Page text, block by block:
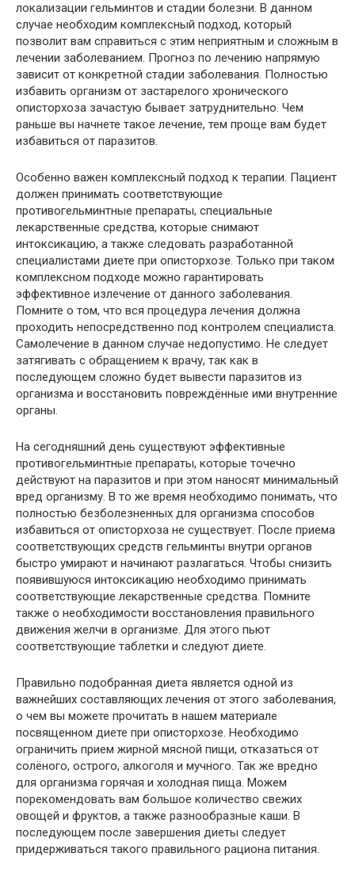
локализации гельминтов и стадии болезни. В данном
случае необходим комплексный подход, который
позволит вам справиться с этим неприятным и сложным в
лечении заболеванием. Прогноз по лечению напрямую
зависит от конкретной стадии заболевания. Полностью
избавить организм от застарелого хронического
описторхоза зачастую бывает затруднительно. Чем
раньше вы начнете такое лечение, тем проще вам будет
избавиться от паразитов.
Особенно важен комплексный подход к терапии. Пациент
должен принимать соответствующие
противогельминтные препараты, специальные
лекарственные средства, которые снимают
интоксикацию, а также следовать разработанной
специалистами диете при описторхозе. Только при таком
комплексном подходе можно гарантировать
эффективное излечение от данного заболевания.
Помните о том, что вся процедура лечения должна
проходить непосредственно под контролем специалиста.
Самолечение в данном случае недопустимо. Не следует
затягивать с обращением к врачу, так как в
последующем сложно будет вывести паразитов из
организма и восстановить повреждённые ими внутренние
органы.
На сегодняшний день существуют эффективные
противогельминтные препараты, которые точечно
действуют на паразитов и при этом наносят минимальный
вред организму. В то же время необходимо понимать, что
полностью безболезненных для организма способов
избавиться от описторхоза не существует. После приема
соответствующих средств гельминты внутри органов
быстро умирают и начинают разлагаться. Чтобы снизить
появившуюся интоксикацию необходимо принимать
соответствующие лекарственные средства. Помните
также о необходимости восстановления правильного
движения желчи в организме. Для этого пьют
соответствующие таблетки и следуют диете.
Правильно подобранная диета является одной из
важнейших составляющих лечения от этого заболевания,
о чем вы можете прочитать в нашем материале
посвященном диете при описторхозе. Необходимо
ограничить прием жирной мясной пищи, отказаться от
солёного, острого, алкоголя и мучного. Так же вредно
для организма горячая и холодная пища. Можем
порекомендовать вам большое количество свежих
овощей и фруктов, а также разнообразные каши. В
последующем после завершения диеты следует
придерживаться такого правильного рациона питания.